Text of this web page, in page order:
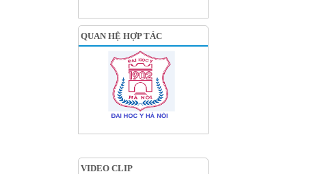
QUAN HỆ HỢP TÁC
VIDEO CLIP